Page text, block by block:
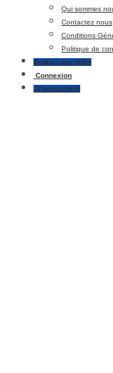
Qui sommes
Contactez nous
Conditions
Politique de
Publier une Offre
Connexion
S’enregistrer